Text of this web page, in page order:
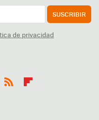
SUSCRIBIR
de privacidad